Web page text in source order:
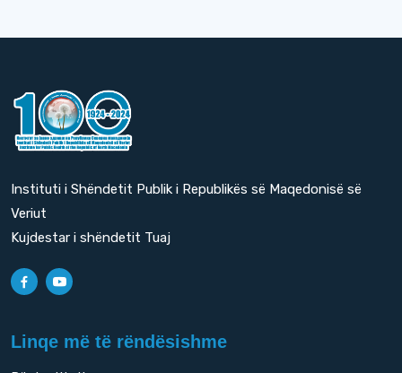
Instituti i Shëndetit Publik i Republikës së Maqedonisë së
Veriut
Kujdestar i shëndetit Tuaj
Linqe më të rëndësishme